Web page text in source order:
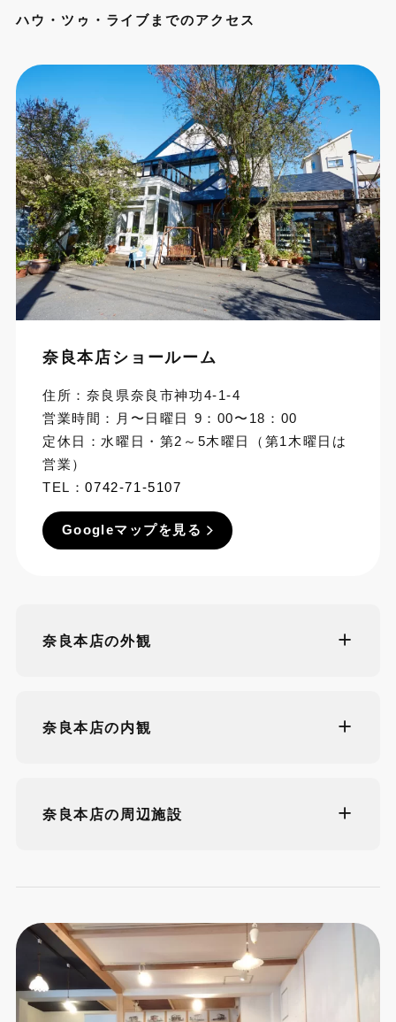
ハウ・ツゥ・ライブまでのアクセス
奈良本店ショールーム
住所：奈良県奈良市神功4-1-4
営業時間：月〜日曜日 9：00〜18：00
定休日：水曜日・第2～5木曜日（第1木曜日は
営業）
TEL：0742-71-5107
Googleマップを見る
奈良本店の外観
奈良本店の内観
奈良本店の周辺施設